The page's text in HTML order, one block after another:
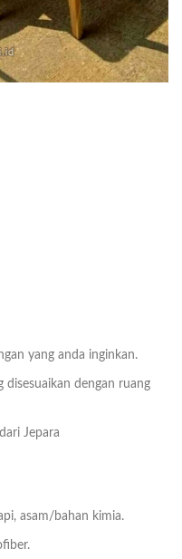
yang anda inginkan.
disesuaikan dengan ruang
Jepara
asam/bahan kimia.